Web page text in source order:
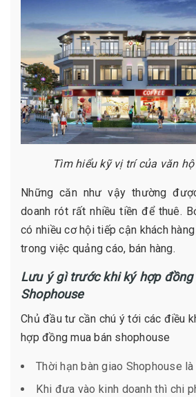
Tìm hiểu kỹ vị trí của văn
Những căn như vậy thường
doanh rót rất nhiều tiền để thuê.
có nhiều cơ hội tiếp cận khách
trong việc quảng cáo, bán hàng.
Lưu ý gì trước khi ký hợp đồng
Shophouse
Chủ đầu tư cần chú ý tới các điều
hợp đồng mua bán shophouse
Thời hạn bàn giao Shophouse là
Khi đưa vào kinh doanh thì chi